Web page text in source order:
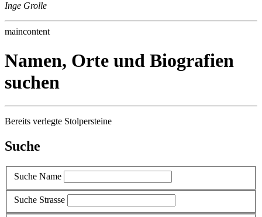
Inge Grolle
maincontent
Namen, Orte und Biografien
suchen
Bereits verlegte Stolpersteine
Suche
Suche Name
Suche Strasse